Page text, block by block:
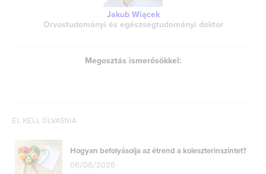
Jakub Wiącek
Orvostudományi és egészségtudományi doktor
Megosztás ismerősökkel:
EL KELL OLVASNIA
Hogyan befolyásolja az étrend a koleszterinszintet?
06/08/2026